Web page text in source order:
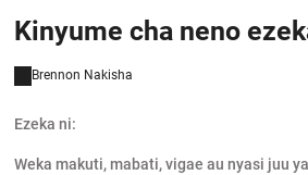
Kinyume cha neno
Brennon Nakisha
Ezeka ni:
Weka makuti, mabati, vigae au nyasi juu